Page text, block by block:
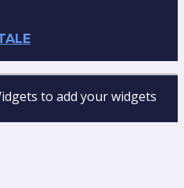
to add your widgets